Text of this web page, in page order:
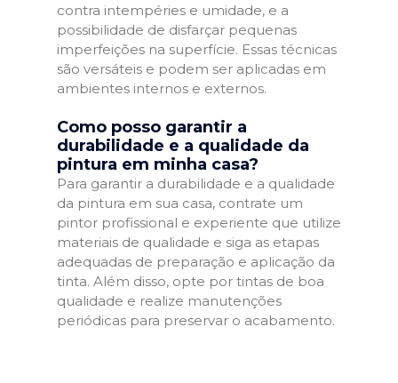
contra intempéries e umidade, e a
possibilidade de disfarçar pequenas
imperfeições na superfície. Essas técnicas
são versáteis e podem ser aplicadas em
ambientes internos e externos.
Como posso garantir a
durabilidade e a qualidade da
pintura em minha casa?
Para garantir a durabilidade e a qualidade
da pintura em sua casa, contrate um
pintor profissional e experiente que utilize
materiais de qualidade e siga as etapas
adequadas de preparação e aplicação da
tinta. Além disso, opte por tintas de boa
qualidade e realize manutenções
periódicas para preservar o acabamento.